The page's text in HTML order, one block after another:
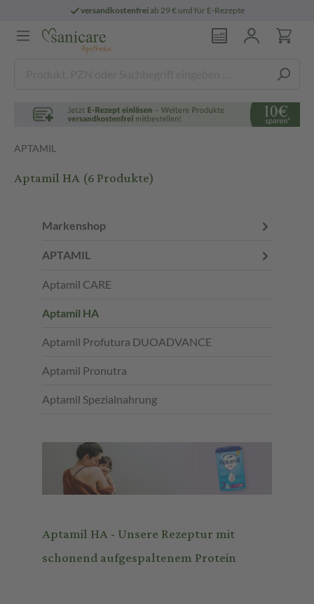
versandkostenfreiab 29 € und für E-Rezepte
APTAMIL
Aptamil HA(6 Produkte)
Markenshop
APTAMIL
Aptamil CARE
Aptamil HA
Aptamil Profutura DUOADVANCE
Aptamil Pronutra
Aptamil Spezialnahrung
Aptamil HA - Unsere Rezeptur mit
schonend aufgespaltenem Protein